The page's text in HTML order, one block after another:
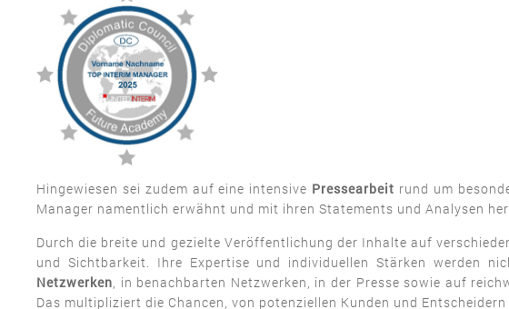
Hingewiesen sei zudem auf eine intensive Pressearbeit rund um
Manager namentlich erwähnt und mit ihren Statements und Analysen
Durch die breite und gezielte Veröffentlichung der Inhalte auf
und Sichtbarkeit. Ihre Expertise und individuellen Stärken werden
Netzwerken, in benachbarten Netzwerken, in der Presse sowie auf
Das multipliziert die Chancen, von potenziellen Kunden und